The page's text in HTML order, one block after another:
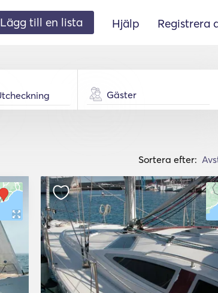
Lägg till en lista Hjälp Registrera
Gäster
Sortera efter: